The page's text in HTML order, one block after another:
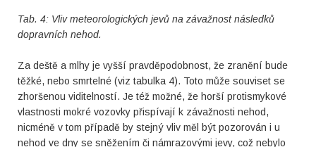
Tab. 4: Vliv meteorologických jevů na závažnost následků
dopravních nehod.
Za deště a mlhy je vyšší pravděpodobnost, že zranění bude
těžké, nebo smrtelné (viz tabulka 4). Toto může souviset se
zhoršenou viditelností. Je též možné, že horší protismykové
vlastnosti mokré vozovky přispívají k závažnosti nehod,
nicméně v tom případě by stejný vliv měl být pozorován i u
nehod ve dny se sněžením či námrazovými jevy, což nebylo